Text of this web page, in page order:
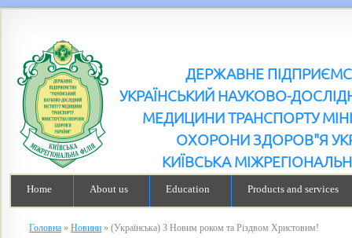
ДЕРЖАВНЕ
УКРАЇНСЬКИЙ НАУКОВО-
МЕДИЦИНИ ТРАНСПОРТУ
ОХОРОНИ ЗДОРОВ"Я
КИЇВСЬКА
Home About us Education Products and services
Головна » Новини » (Українська) З Новим роком та Різдвом Христовим!